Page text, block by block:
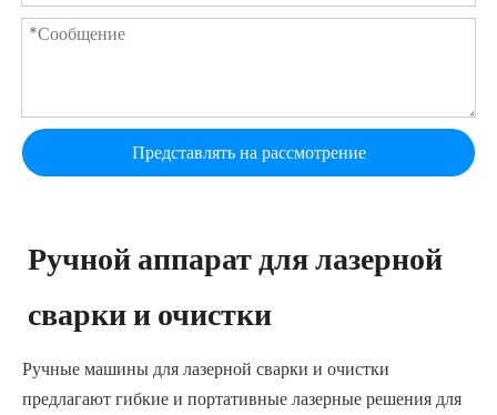
Представлять на рассмотрение
Ручной аппарат для лазерной
сварки и очистки
Ручные машины для лазерной сварки и очистки
предлагают гибкие и портативные лазерные решения для